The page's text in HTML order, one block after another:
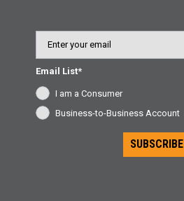
Email
Email List*
I am a Consumer
Business-to-Business Account
SUBSCRIBE